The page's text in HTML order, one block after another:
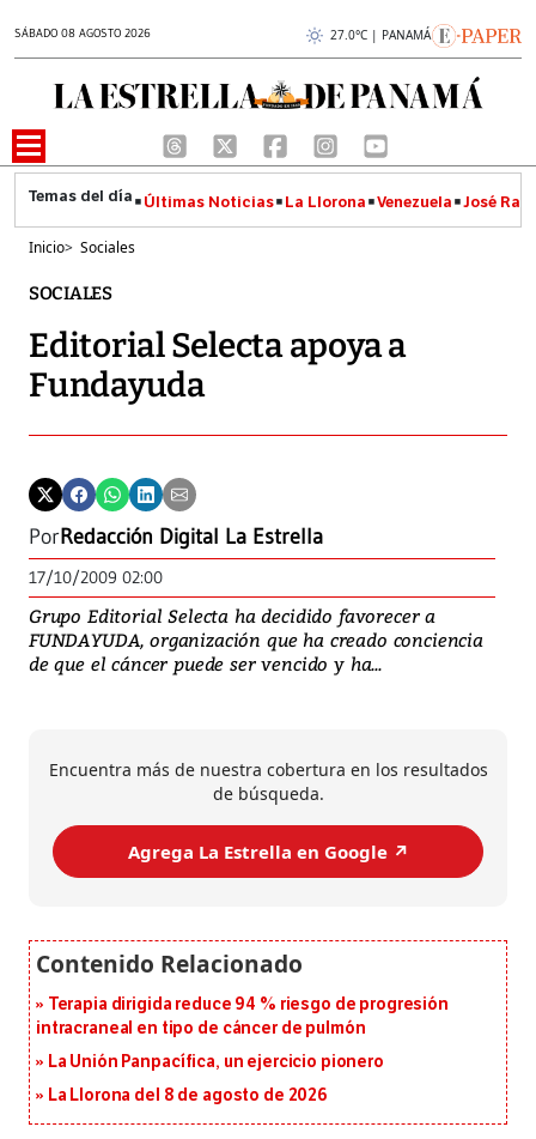
SÁBADO 08 AGOSTO 2026 27.0°C | PANAMÁ
Últimas Noticias La Llorona Venezuela José
Inicio> Sociales
SOCIALES
Editorial Selecta apoya a
Fundayuda
PorRedacción Digital La Estrella
17/10/2009 02:00
Grupo Editorial Selecta ha decidido favorecer a
FUNDAYUDA, organización que ha creado conciencia
de que el cáncer puede ser vencido y ha...
Encuentra más de nuestra cobertura en los resultados
de búsqueda.
Agrega La Estrella en Google ↗️
Terapia dirigida reduce 94 % riesgo de progresión
intracraneal en tipo de cáncer de pulmón
La Unión Panpacífica, un ejercicio pionero
La Llorona del 8 de agosto de 2026